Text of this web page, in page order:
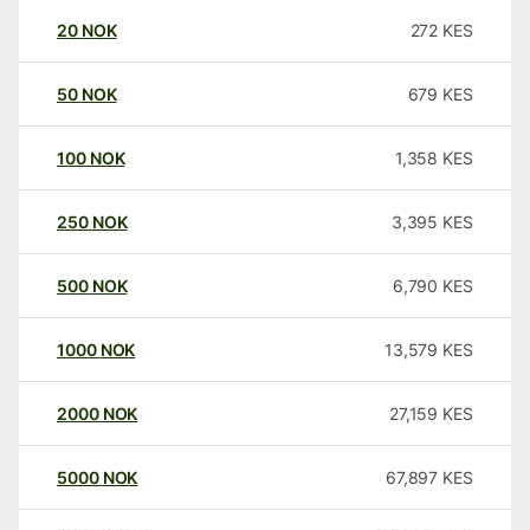
20 NOK 272 KES
50 NOK 679 KES
100 NOK 1,358 KES
250 NOK 3,395 KES
500 NOK 6,790 KES
1000 NOK 13,579 KES
2000 NOK 27,159 KES
5000 NOK 67,897 KES